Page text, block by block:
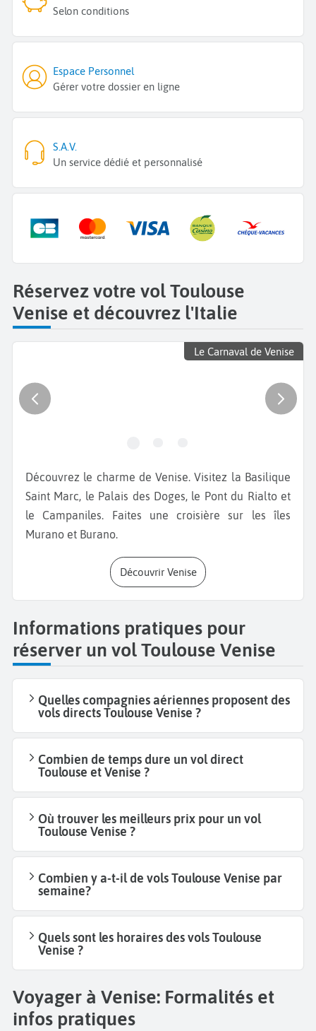
Selon conditions
Espace Personnel
Gérer votre dossier en ligne
S.A.V.
Un service dédié et personnalisé
Réservez votre vol Toulouse
Venise et découvrez l'Italie
Le Carnaval de Venise
Découvrez le charme de Venise. Visitez la Basilique
Saint Marc, le Palais des Doges, le Pont du Rialto et
le Campaniles. Faites une croisière sur les îles
Murano et Burano.
Découvrir Venise
Informations pratiques pour
réserver un vol Toulouse Venise
Quelles compagnies aériennes proposent des
vols directs Toulouse Venise ?
Combien de temps dure un vol direct
Toulouse et Venise ?
Où trouver les meilleurs prix pour un vol
Toulouse Venise ?
Combien y a-t-il de vols Toulouse Venise par
semaine?
Quels sont les horaires des vols Toulouse
Venise ?
Voyager à Venise: Formalités et
infos pratiques